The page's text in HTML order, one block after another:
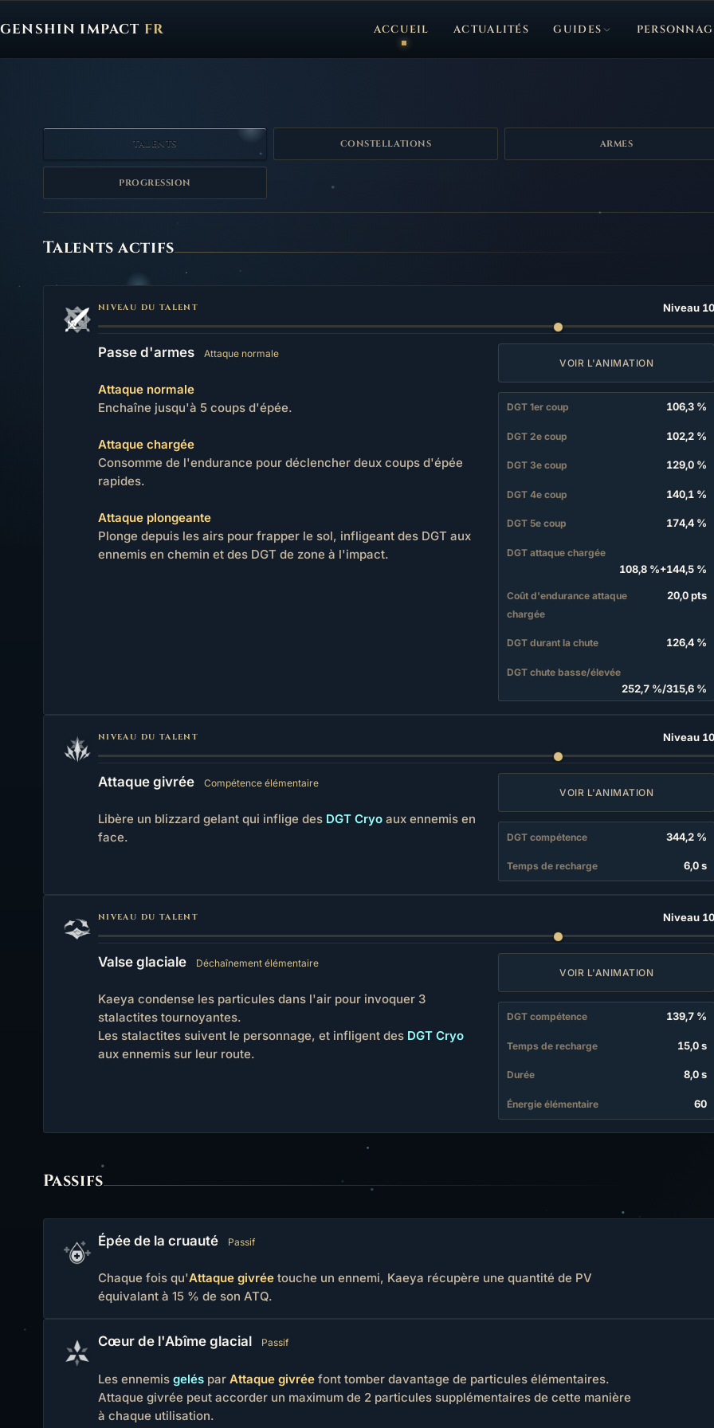
GENSHIN IMPACT FR
Genshin Impact FR, retour à l'accueil
ACCUEIL ACTUALITÉS GUIDES
TALENTS CONSTELLATIONS ARMES
PROGRESSION
Talents
Talents actifs
NIVEAU DU TALENT Niveau
Passe d'armes Attaque normale
Attaque normale
Enchaîne jusqu'à 5 coups d'épée.
Attaque chargée
Consomme de l'endurance pour déclencher deux coups d'épée
rapides.
Attaque plongeante
Plonge depuis les airs pour frapper le sol, infligeant des DGT aux
ennemis en chemin et des DGT de zone à l'impact.
VOIR L'ANIMATION
DGT 1er coup 106,3 %
DGT 2e coup 102,2 %
DGT 3e coup 129,0 %
DGT 4e coup 140,1 %
DGT 5e coup 174,4 %
DGT attaque chargée
108,8 %+144,5 %
Coût d'endurance attaque
chargée
20,0 pts
DGT durant la chute 126,4 %
DGT chute basse/élevée
252,7 %/315,6 %
NIVEAU DU TALENT Niveau
Attaque givrée Compétence élémentaire
Libère un blizzard gelant qui inflige des DGT Cryoaux ennemis en
face.
VOIR L'ANIMATION
DGT compétence 344,2 %
Temps de recharge 6,0 s
NIVEAU DU TALENT Niveau
Valse glaciale Déchaînement élémentaire
Kaeya condense les particules dans l'air pour invoquer 3
stalactites tournoyantes.
Les stalactites suivent le personnage, et infligent des DGT Cryo
aux ennemis sur leur route.
VOIR L'ANIMATION
DGT compétence 139,7 %
Temps de recharge 15,0 s
Durée 8,0 s
Énergie élémentaire 60
Passifs
Épée de la cruauté Passif
Chaque fois qu'Attaque givréetouche un ennemi, Kaeya récupère une quantité de PV
équivalant à 15 % de son ATQ.
Cœur de l'Abîme glacial Passif
Les ennemis geléspar Attaque givréefont tomber davantage de particules élémentaires.
Attaque givrée peut accorder un maximum de 2 particules supplémentaires de cette manière
à chaque utilisation.